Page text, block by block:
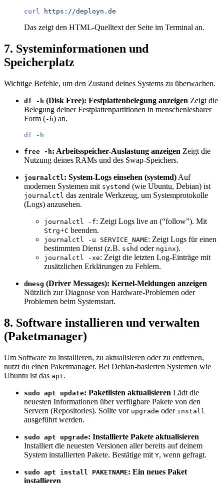
curl https://deployn.de
Das zeigt den HTML-Quelltext der Seite im Terminal an.
7. Systeminformationen und
Speicherplatz
Wichtige Befehle, um den Zustand deines Systems zu überwachen.
df -h (Disk Free): Festplattenbelegung anzeigen Zeigt die
Belegung deiner Festplattenpartitionen in menschenlesbarer
Form (-h) an.
df -h
free -h: Arbeitsspeicher-Auslastung anzeigen Zeigt die
Nutzung deines RAMs und des Swap-Speichers.
journalctl : System-Logs einsehen (systemd) Auf
modernen Systemen mit systemd (wie Ubuntu, Debian) ist
journalctl das zentrale Werkzeug, um Systemprotokolle
(Logs) anzusehen.
journalctl -f: Zeigt Logs live an (“follow”). Mit
Strg+C beenden.
journalctl -u SERVICE_NAME: Zeigt Logs für einen
bestimmten Dienst (z.B. sshd oder nginx).
journalctl -xe: Zeigt die letzten Log-Einträge mit
zusätzlichen Erklärungen zu Fehlern.
dmesg (Driver Messages): Kernel-Meldungen anzeigen
Nützlich zur Diagnose von Hardware-Problemen oder
Problemen beim Systemstart.
8. Software installieren und verwalten
(Paketmanager)
Um Software zu installieren, zu aktualisieren oder zu entfernen,
nutzt du einen Paketmanager. Bei Debian-basierten Systemen wie
Ubuntu ist das apt.
sudo apt update: Paketlisten aktualisieren Lädt die
neuesten Informationen über verfügbare Pakete von den
Servern (Repositories). Sollte vor upgrade oder install
ausgeführt werden.
sudo apt upgrade: Installierte Pakete aktualisieren
Installiert die neuesten Versionen aller bereits auf deinem
System installierten Pakete. Bestätige mit Y, wenn gefragt.
sudo apt install PAKETNAME: Ein neues Paket
installieren